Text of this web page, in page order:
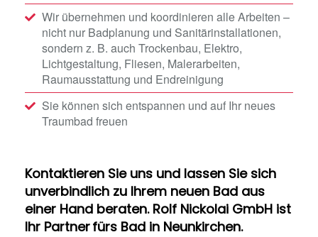
Wir übernehmen und koordinieren alle Arbeiten –
nicht nur Badplanung und Sanitärinstallationen,
sondern z. B. auch Trockenbau, Elektro,
Lichtgestaltung, Fliesen, Malerarbeiten,
Raumausstattung und Endreinigung
Sie können sich entspannen und auf Ihr neues
Traumbad freuen
Kontaktieren Sie uns und lassen Sie sich
unverbindlich zu Ihrem neuen Bad aus
einer Hand beraten. Rolf Nickolai GmbH ist
Ihr Partner fürs Bad in Neunkirchen.